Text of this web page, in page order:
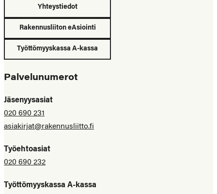
Yhteystiedot
Rakennusliiton eAsiointi
Työttömyyskassa A-kassa
Palvelunumerot
Jäsenyysasiat
020 690 231
asiakirjat@rakennusliitto.fi
Työehtoasiat
020 690 232
Työttömyyskassa A-kassa